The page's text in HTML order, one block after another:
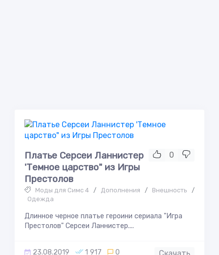
0
Платье Серсеи Ланнистер
'Темное царство" из Игры
Престолов
Моды для Симс 4 / Дополнения / Внешность
/
Одежда
Длинное черное платье героини сериала "Игра
Престолов" Серсеи Ланнистер....
23.08.2019 1 917 0